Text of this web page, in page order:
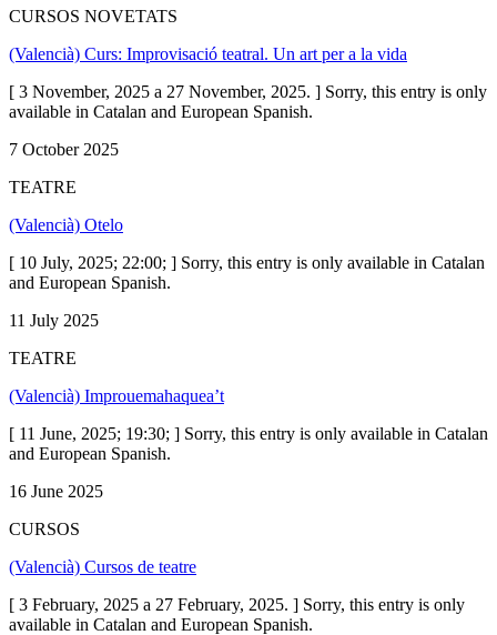
CURSOS NOVETATS
(Valencià) Curs: Improvisació teatral. Un art per a la vida
[ 3 November, 2025 a 27 November, 2025. ] Sorry, this entry is only
available in Catalan and European Spanish.
7 October 2025
TEATRE
(Valencià) Otelo
[ 10 July, 2025; 22:00; ] Sorry, this entry is only available in Catalan
and European Spanish.
11 July 2025
TEATRE
(Valencià) Improuemahaquea’t
[ 11 June, 2025; 19:30; ] Sorry, this entry is only available in Catalan
and European Spanish.
16 June 2025
CURSOS
(Valencià) Cursos de teatre
[ 3 February, 2025 a 27 February, 2025. ] Sorry, this entry is only
available in Catalan and European Spanish.